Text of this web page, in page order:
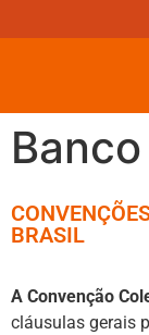
BRASIL
A Convenção
cláusulas gerais